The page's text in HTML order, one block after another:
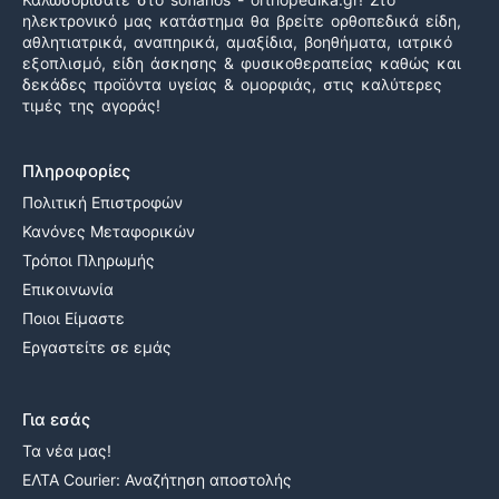
ηλεκτρονικό μας κατάστημα θα βρείτε ορθοπεδικά είδη,
αθλητιατρικά, αναπηρικά, αμαξίδια, βοηθήματα, ιατρικό
εξοπλισμό, είδη άσκησης & φυσικοθεραπείας καθώς και
δεκάδες προϊόντα υγείας & ομορφιάς, στις καλύτερες
τιμές της αγοράς!
Πληροφορίες
Πολιτική Επιστροφών
Κανόνες Μεταφορικών
Τρόποι Πληρωμής
Επικοινωνία
Ποιοι Είμαστε
Εργαστείτε σε εμάς
Για εσάς
Τα νέα μας!
ΕΛΤΑ Courier: Αναζήτηση αποστολής